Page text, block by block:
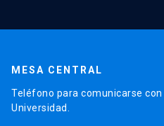
MESA CENTRAL
Teléfono para comunicarse
Universidad.